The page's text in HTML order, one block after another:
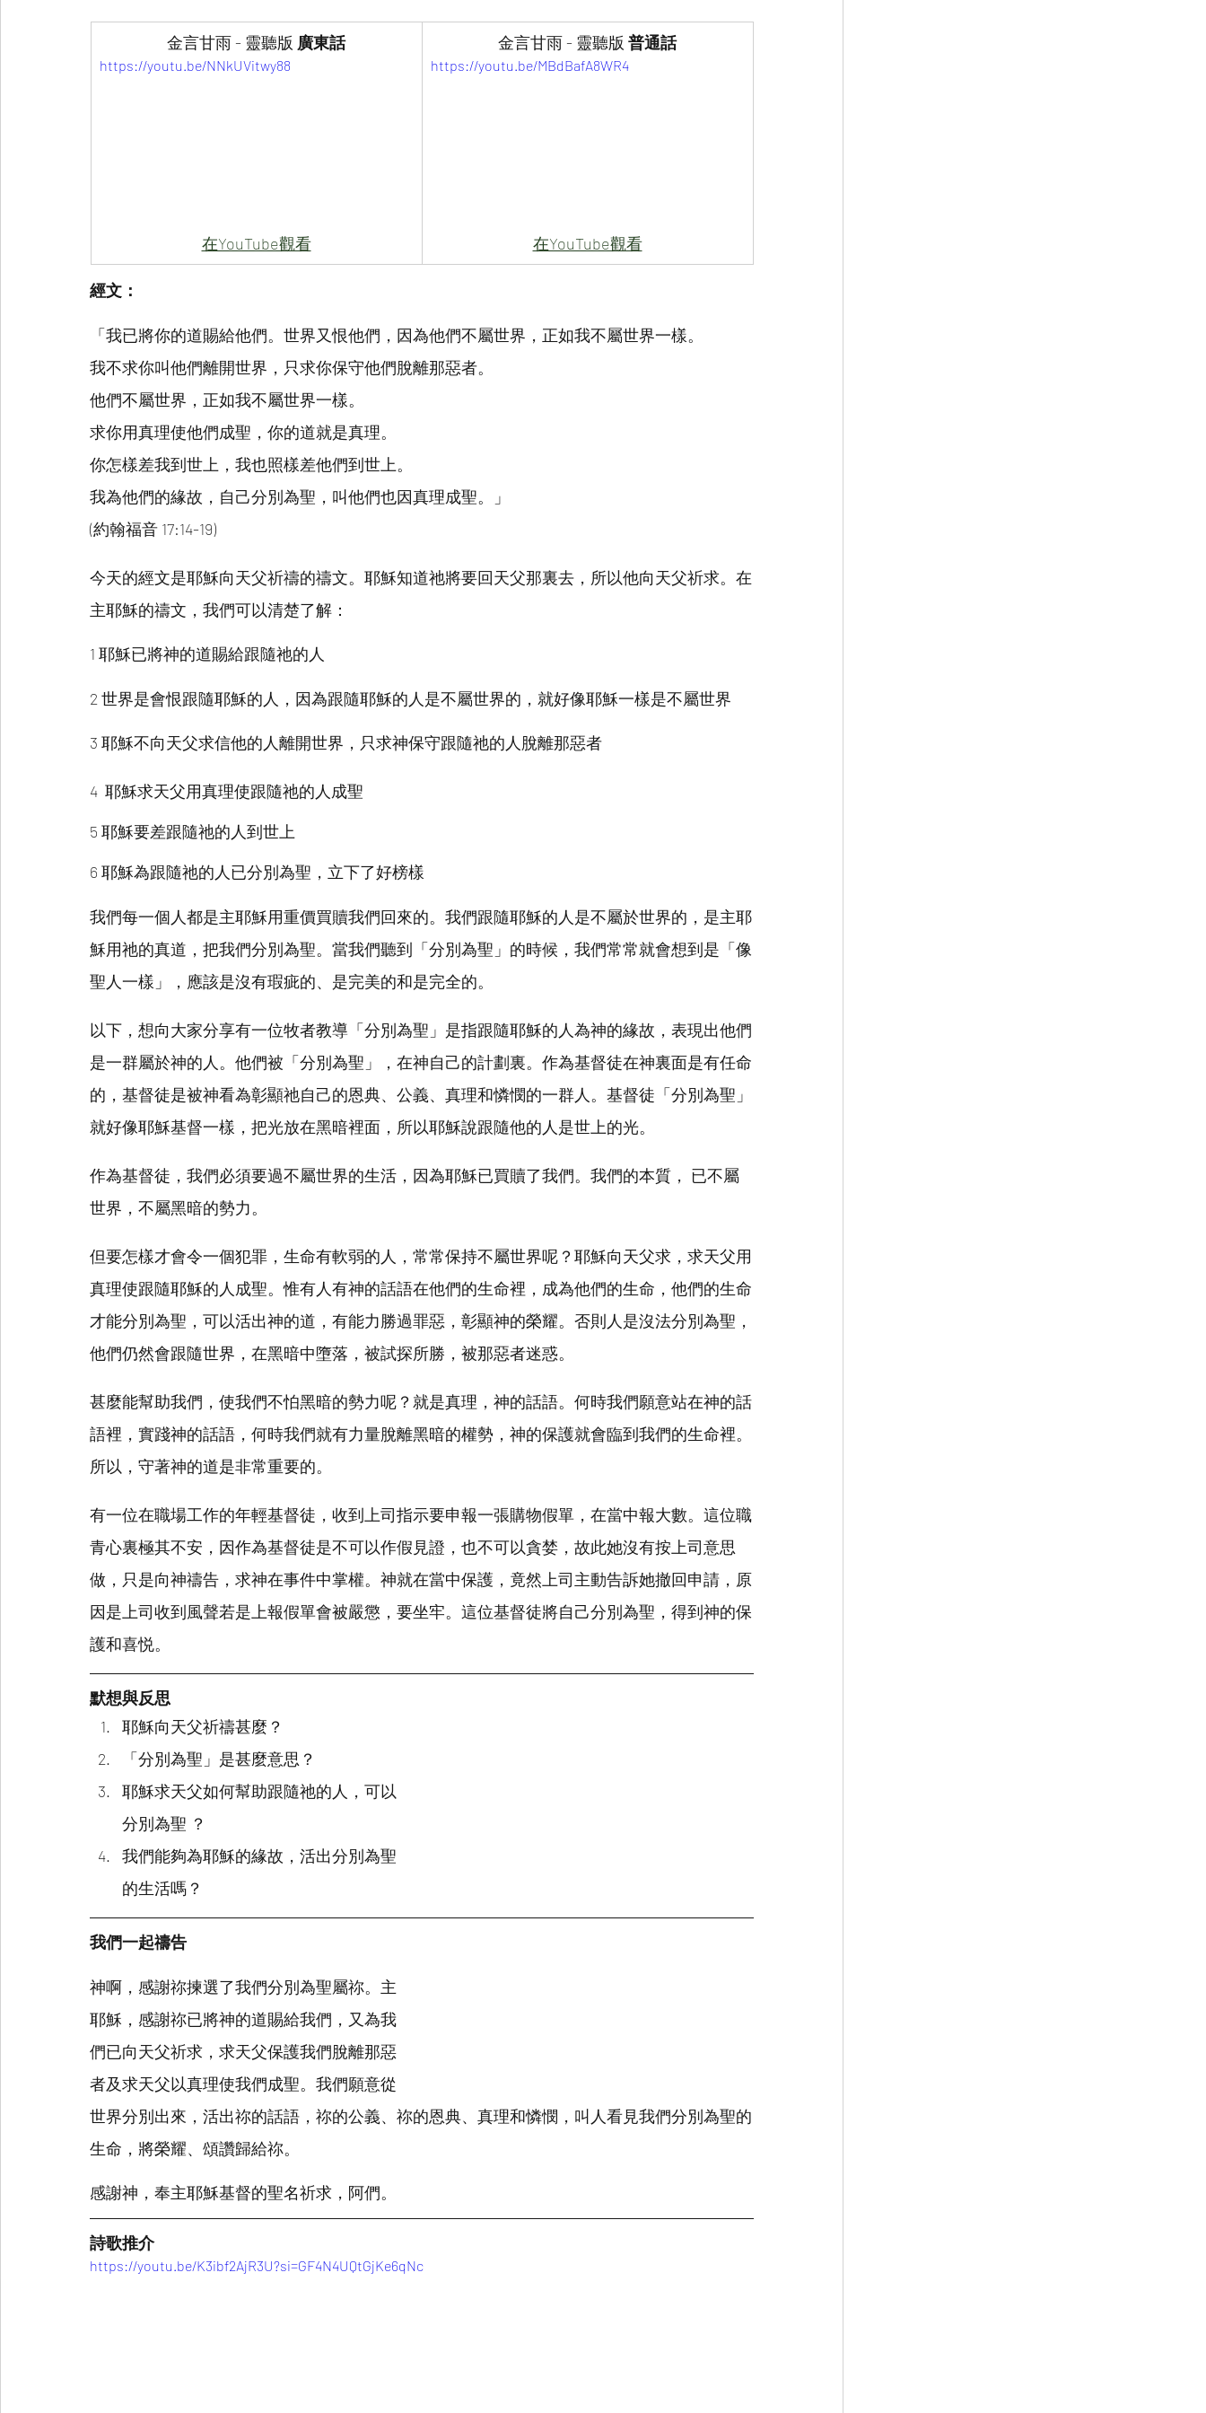
​金言甘雨 - 靈聽版 廣東話
https://youtu.be/NNkUVitwy88
在YouTube觀看
金言甘雨 - 靈聽版 普通話
https://youtu.be/MBdBafA8WR4
在YouTube觀看
經文：
「我已將你的道賜給他們。世界又恨他們，因為他們不屬世界，正如我不屬世界一樣。
我不求你叫他們離開世界，只求你保守他們脫離那惡者。
他們不屬世界，正如我不屬世界一樣。
求你用真理使他們成聖，你的道就是真理。
你怎樣差我到世上，我也照樣差他們到世上。
我為他們的緣故，自己分別為聖，叫他們也因真理成聖。」
(約翰福音 17:14-19)
今天的經文是耶穌向天父祈禱的禱文。耶穌知道祂將要回天父那裏去，所以他向天父祈求。在
主耶穌的禱文，我們可以清楚了解：
1 耶穌已將神的道賜給跟隨祂的人
2 世界是會恨跟隨耶穌的人，因為跟隨耶穌的人是不屬世界的，就好像耶穌一樣是不屬世界
3 耶穌不向天父求信他的人離開世界，只求神保守跟隨祂的人脫離那惡者
4  耶穌求天父用真理使跟隨祂的人成聖
5 耶穌要差跟隨祂的人到世上
6 耶穌為跟隨祂的人已分別為聖，立下了好榜樣
我們每一個人都是主耶穌用重價買贖我們回來的。我們跟隨耶穌的人是不屬於世界的，是主耶
穌用祂的真道，把我們分別為聖。當我們聽到「分別為聖」的時候，我們常常就會想到是「像
聖人一樣」，應該是沒有瑕疵的、是完美的和是完全的。
以下，想向大家分享有一位牧者教導「分別為聖」是指跟隨耶穌的人為神的緣故，表現出他們
是一群屬於神的人。他們被「分別為聖」，在神自己的計劃裏。作為基督徒在神裏面是有任命
的，基督徒是被神看為彰顯祂自己的恩典、公義、真理和憐憫的一群人。基督徒「分別為聖」
就好像耶穌基督一樣，把光放在黑暗裡面，所以耶穌說跟隨他的人是世上的光。
作為基督徒，我們必須要過不屬世界的生活，因為耶穌已買贖了我們。我們的本質， 已不屬
世界，不屬黑暗的勢力。
但要怎樣才會令一個犯罪，生命有軟弱的人，常常保持不屬世界呢？耶穌向天父求，求天父用
真理使跟隨耶穌的人成聖。惟有人有神的話語在他們的生命裡，成為他們的生命，他們的生命
才能分別為聖，可以活出神的道，有能力勝過罪惡，彰顯神的榮耀。否則人是沒法分別為聖，
他們仍然會跟隨世界，在黑暗中墮落，被試探所勝，被那惡者迷惑。
甚麼能幫助我們，使我們不怕黑暗的勢力呢？就是真理，神的話語。何時我們願意站在神的話
語裡，實踐神的話語，何時我們就有力量脫離黑暗的權勢，神的保護就會臨到我們的生命裡。
所以，守著神的道是非常重要的。
有一位在職場工作的年輕基督徒，收到上司指示要申報一張購物假單，在當中報大數。這位職
青心裏極其不安，因作為基督徒是不可以作假見證，也不可以貪婪，故此她沒有按上司意思
做，只是向神禱告，求神在事件中掌權。神就在當中保護，竟然上司主動告訴她撤回申請，原
因是上司收到風聲若是上報假單會被嚴懲，要坐牢。這位基督徒將自己分別為聖，得到神的保
護和喜悦。
默想與反思
耶穌向天父祈禱甚麼？
「分別為聖」是甚麼意思？
耶穌求天父如何幫助跟隨祂的人，可以
分別為聖 ？
我們能夠為耶穌的緣故，活出分別為聖
的生活嗎？
我們一起禱告
神啊，感謝祢揀選了我們分別為聖屬祢。主
耶穌，感謝祢已將神的道賜給我們，又為我
們已向天父祈求，求天父保護我們脫離那惡
者及求天父以真理使我們成聖。我們願意從
世界分別出來，活出祢的話語，祢的公義、祢的恩典、真理和憐憫，叫人看見我們分別為聖的
生命，將榮耀、頌讚歸給祢。
感謝神，奉主耶穌基督的聖名祈求，阿們。
詩歌推介
https://youtu.be/K3ibf2AjR3U?si=GF4N4UQtGjKe6qNc